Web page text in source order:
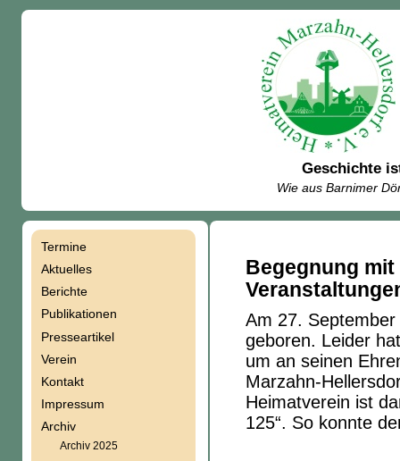
Geschichte
Wie aus Barnimer
Begegnung mit
Am 27.
geboren. Leider
um an seinen
Marzahn-
Heimatverein ist
125“. So konnte
Termine
Aktuelles
Berichte
Publikationen
Presseartikel
Verein
Kontakt
Impressum
Archiv
Archiv 2025